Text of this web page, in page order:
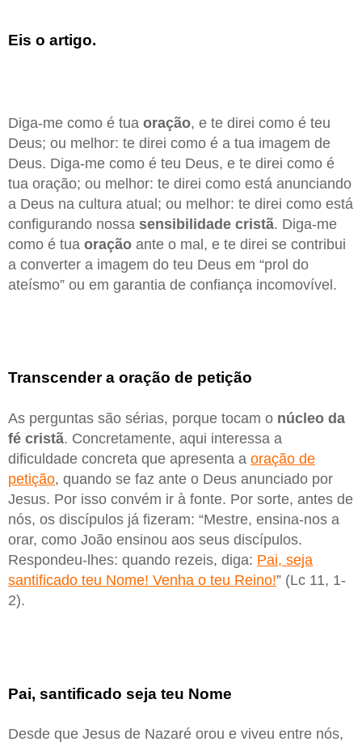
Eis o artigo.
Diga-me como é tua oração, e te direi como é teu
Deus; ou melhor: te direi como é a tua imagem de
Deus. Diga-me como é teu Deus, e te direi como é
tua oração; ou melhor: te direi como está anunciando
a Deus na cultura atual; ou melhor: te direi como está
configurando nossa sensibilidade cristã. Diga-me
como é tua oração ante o mal, e te direi se contribui
a converter a imagem do teu Deus em “prol do
ateísmo” ou em garantia de confiança incomovível.
Transcender a oração de petição
As perguntas são sérias, porque tocam o núcleo da
fé cristã. Concretamente, aqui interessa a
dificuldade concreta que apresenta a oração de
petição, quando se faz ante o Deus anunciado por
Jesus. Por isso convém ir à fonte. Por sorte, antes de
nós, os discípulos já fizeram: “Mestre, ensina-nos a
orar, como João ensinou aos seus discípulos.
Respondeu-lhes: quando rezeis, diga: Pai, seja
santificado teu Nome! Venha o teu Reino!” (Lc 11, 1-
2).
Pai, santificado seja teu Nome
Desde que Jesus de Nazaré orou e viveu entre nós,